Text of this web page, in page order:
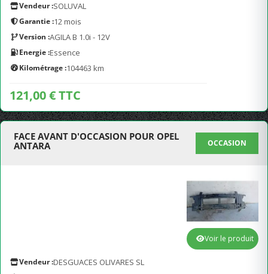
Vendeur :SOLUVAL
Garantie :12 mois
Version :AGILA B 1.0i - 12V
Energie :Essence
Kilométrage :104463 km
121,00 € TTC
FACE AVANT D'OCCASION POUR OPEL
ANTARA
OCCASION
Vendeur :DESGUACES OLIVARES SL
Voir le produit